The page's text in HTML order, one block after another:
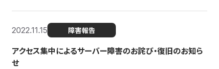
2022.11.15 障害報告
アクセス集中によるサーバー障害のお詫び・復旧のお知ら
せ